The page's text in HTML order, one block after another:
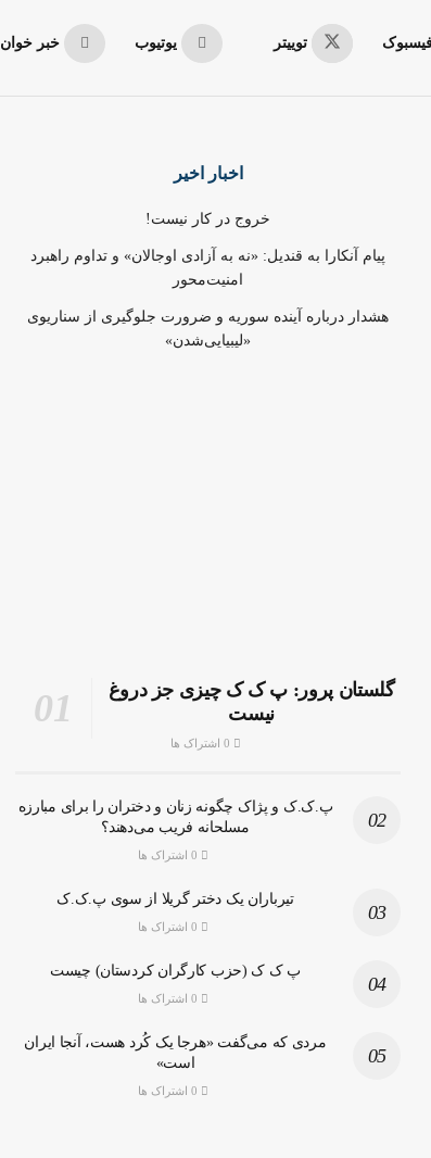
توییتر یوتیوب خبر خوان RSS
اخبار اخیر
خروج در کار نیست!
پیام آنکارا به قندیل: «نه به آزادی اوجالان» و تداوم راهبرد
امنیت‌محور
هشدار درباره آینده سوریه و ضرورت جلوگیری از سناریوی
«لیبیایی‌شدن»
گلستان پرور: پ ک ک چیزی جز دروغ
نیست
پ.ک.ک و پژاک چگونه زنان و دختران را برای مبارزه
مسلحانه فریب می‌دهند؟
تیرباران یک دختر گریلا از سوی پ.ک.ک
پ ک ک (حزب کارگران کردستان) چیست
مردی که می‌گفت «هرجا یک کُرد هست، آنجا ایران
است»